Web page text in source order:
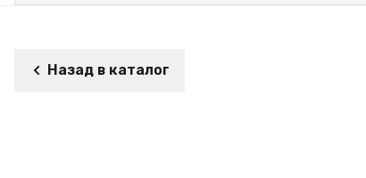
Назад в каталог